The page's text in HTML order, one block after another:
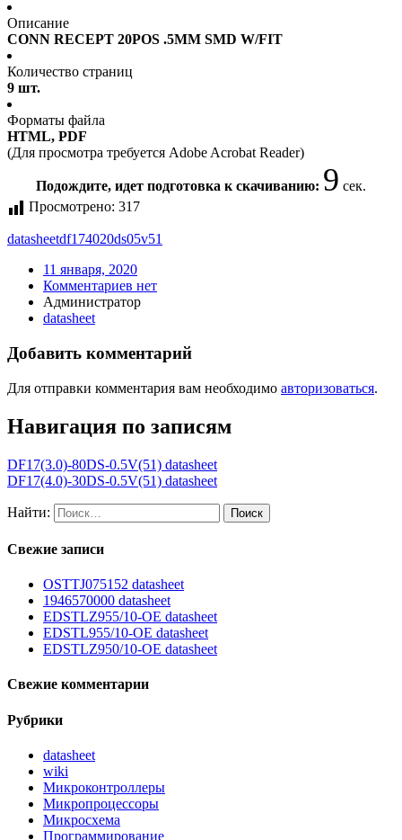
Описание
CONN RECEPT 20POS .5MM SMD W/FIT
Количество страниц
9 шт.
Форматы файла
HTML, PDF
(Для просмотра требуется Adobe Acrobat Reader)
Подождите, идет подготовка к скачиванию: 9 сек.
Просмотрено: 317
datasheetdf174020ds05v51
11 января, 2020
Комментариев нет
Администратор
datasheet
Добавить комментарий
Для отправки комментария вам необходимо авторизоваться.
Навигация по записям
DF17(3.0)-80DS-0.5V(51) datasheet
DF17(4.0)-30DS-0.5V(51) datasheet
Найти:
Свежие записи
OSTTJ075152 datasheet
1946570000 datasheet
EDSTLZ955/10-OE datasheet
EDSTL955/10-OE datasheet
EDSTLZ950/10-OE datasheet
Свежие комментарии
Рубрики
datasheet
wiki
Микроконтроллеры
Микропроцессоры
Микросхема
Программирование